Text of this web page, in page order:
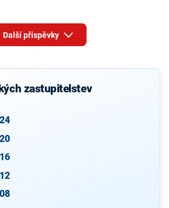
Další příspěvky
zastupitelstev